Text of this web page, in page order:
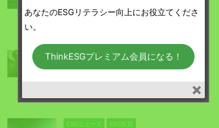
化石燃料を廃止するために金融機関や太
ESGニュース
ESGニュース ESG投資
あなたのESGリテラシー向上にお役立てくださ
い。
ThinkESGプレミアム会員になる！